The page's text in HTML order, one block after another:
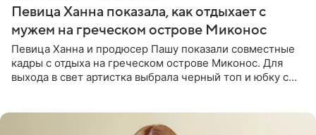
Певица Ханна показала, как отдыхает с
мужем на греческом острове Миконос
Певица Ханна и продюсер Пашу показали совместные
кадры с отдыха на греческом острове Миконос. Для
выхода в свет артистка выбрала черный топ и юбку с